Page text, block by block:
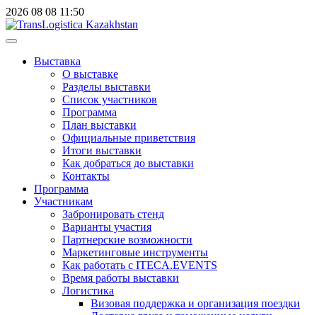
2026 08 08 11:50
Выставка
О выставке
Разделы выставки
Список участников
Программа
План выставки
Официальные приветствия
Итоги выставки
Как добраться до выставки
Контакты
Программа
Участникам
Забронировать стенд
Варианты участия
Партнерские возможности
Маркетинговые инструменты
Как работать с ITECA.EVENTS
Время работы выставки
Логистика
Визовая поддержка и организация поездки